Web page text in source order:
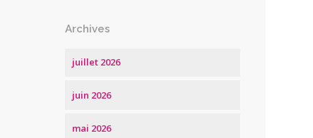
Archives
juillet 2026
juin 2026
mai 2026